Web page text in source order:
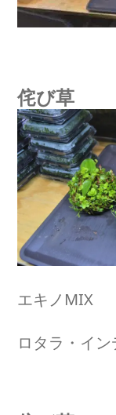
侘び草
エキノMIX
ロタラ・イン